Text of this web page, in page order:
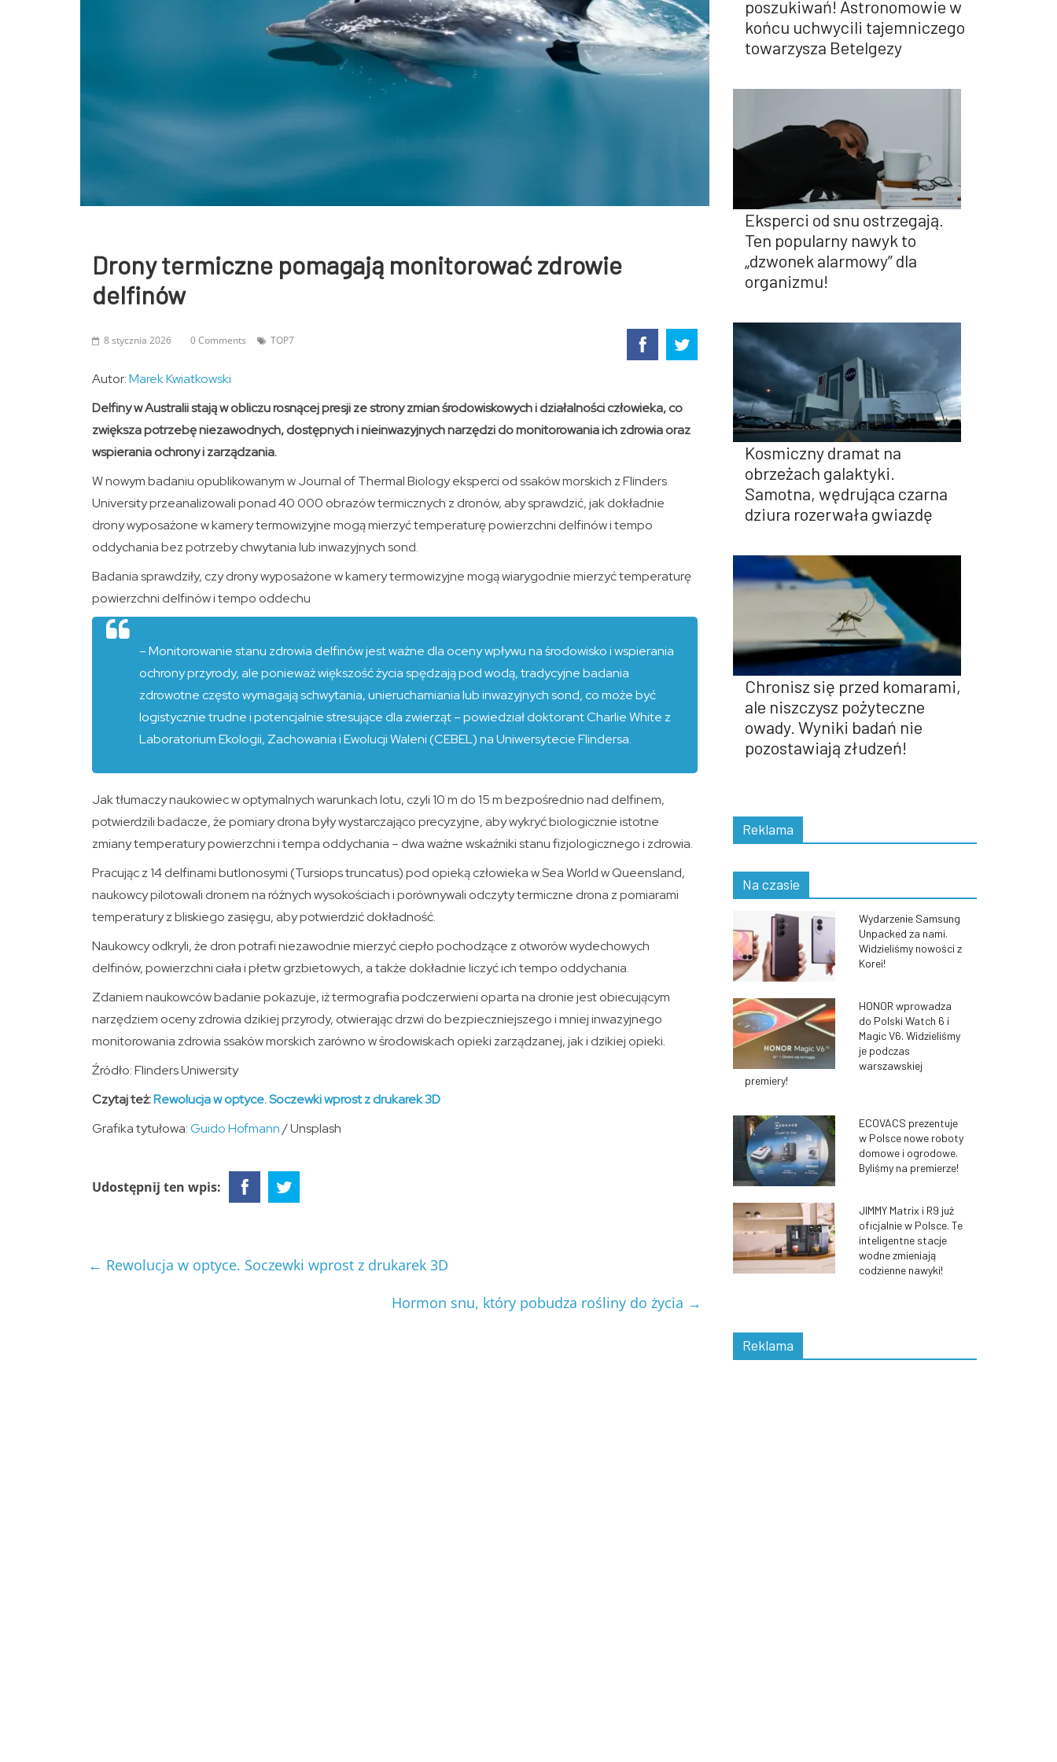
Drony termiczne pomagają monitorować zdrowie
delfinów
8 stycznia 2026 0 Comments TOP7
Autor:Marek Kwiatkowski
Delfiny w Australii stają w obliczu rosnącej presji ze strony zmian środowiskowych i działalności człowieka, co
zwiększa potrzebę niezawodnych, dostępnych i nieinwazyjnych narzędzi do monitorowania ich zdrowia oraz
wspierania ochrony i zarządzania.
W nowym badaniu opublikowanym w Journal of Thermal Biology eksperci od ssaków morskich z Flinders
University przeanalizowali ponad 40 000 obrazów termicznych z dronów, aby sprawdzić, jak dokładnie
drony wyposażone w kamery termowizyjne mogą mierzyć temperaturę powierzchni delfinów i tempo
oddychania bez potrzeby chwytania lub inwazyjnych sond.
Badania sprawdziły, czy drony wyposażone w kamery termowizyjne mogą wiarygodnie mierzyć temperaturę
powierzchni delfinów i tempo oddechu
– Monitorowanie stanu zdrowia delfinów jest ważne dla oceny wpływu na środowisko i wspierania
ochrony przyrody, ale ponieważ większość życia spędzają pod wodą, tradycyjne badania
zdrowotne często wymagają schwytania, unieruchamiania lub inwazyjnych sond, co może być
logistycznie trudne i potencjalnie stresujące dla zwierząt – powiedział doktorant Charlie White z
Laboratorium Ekologii, Zachowania i Ewolucji Waleni (CEBEL) na Uniwersytecie Flindersa.
Jak tłumaczy naukowiec w optymalnych warunkach lotu, czyli 10 m do 15 m bezpośrednio nad delfinem,
potwierdzili badacze, że pomiary drona były wystarczająco precyzyjne, aby wykryć biologicznie istotne
zmiany temperatury powierzchni i tempa oddychania – dwa ważne wskaźniki stanu fizjologicznego i zdrowia.
Pracując z 14 delfinami butlonosymi (Tursiops truncatus) pod opieką człowieka w Sea World w Queensland,
naukowcy pilotowali dronem na różnych wysokościach i porównywali odczyty termiczne drona z pomiarami
temperatury z bliskiego zasięgu, aby potwierdzić dokładność.
Naukowcy odkryli, że dron potrafi niezawodnie mierzyć ciepło pochodzące z otworów wydechowych
delfinów, powierzchni ciała i płetw grzbietowych, a także dokładnie liczyć ich tempo oddychania.
Zdaniem naukowców badanie pokazuje, iż termografia podczerwieni oparta na dronie jest obiecującym
narzędziem oceny zdrowia dzikiej przyrody, otwierając drzwi do bezpieczniejszego i mniej inwazyjnego
monitorowania zdrowia ssaków morskich zarówno w środowiskach opieki zarządzanej, jak i dzikiej opieki.
Źródło: Flinders Uniwersity
Czytaj też:Rewolucja w optyce. Soczewki wprost z drukarek 3D
Grafika tytułowa:Guido Hofmann/ Unsplash
Udostępnij ten wpis:
← Rewolucja w optyce. Soczewki wprost z drukarek 3D
Hormon snu, który pobudza rośliny do życia →
poszukiwań! Astronomowie w
końcu uchwycili tajemniczego
towarzysza Betelgezy
Eksperci od snu ostrzegają.
Ten popularny nawyk to
„dzwonek alarmowy” dla
organizmu!
Kosmiczny dramat na
obrzeżach galaktyki.
Samotna, wędrująca czarna
dziura rozerwała gwiazdę
Chronisz się przed komarami,
ale niszczysz pożyteczne
owady. Wyniki badań nie
pozostawiają złudzeń!
Reklama
Na czasie
Wydarzenie Samsung
Unpacked za nami.
Widzieliśmy nowości z
Korei!
HONOR wprowadza
do Polski Watch 6 i
Magic V6. Widzieliśmy
je podczas
warszawskiej
premiery!
ECOVACS prezentuje
w Polsce nowe roboty
domowe i ogrodowe.
Byliśmy na premierze!
JIMMY Matrix i R9 już
oficjalnie w Polsce. Te
inteligentne stacje
wodne zmieniają
codzienne nawyki!
Reklama